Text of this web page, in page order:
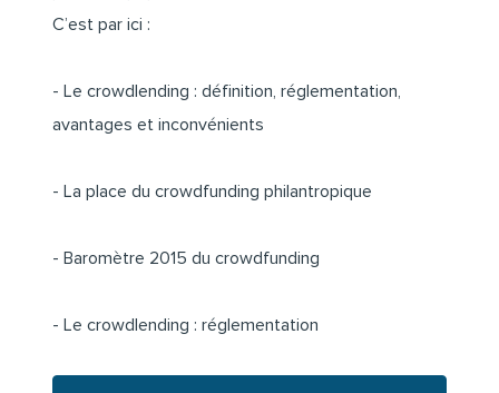
C’est par ici :
- Le crowdlending : définition, réglementation,
avantages et inconvénients
- La place du crowdfunding philantropique
- Baromètre 2015 du crowdfunding
- Le crowdlending : réglementation